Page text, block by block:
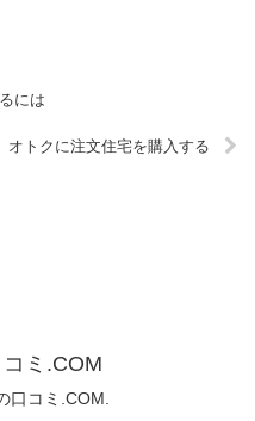
には
オトクに注文住宅を購入する
ミ.COM
口コミ.COM.